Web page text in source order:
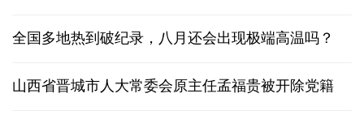
全国多地热到破纪录，八月还会出现极端高温吗？
山西省晋城市人大常委会原主任孟福贵被开除党籍